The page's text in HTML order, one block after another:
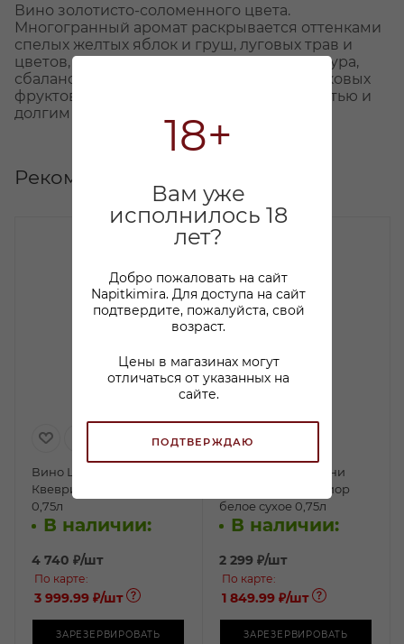
18+
Вам уже
исполнилось 18
лет?
Добро пожаловать на сайт
Napitkimira. Для доступа на сайт
подтвердите, пожалуйста, свой
возраст.
Цены в магазинах могут
отличаться от указанных на
сайте.
ПОДТВЕРЖДАЮ
Вино золотисто-соломенного цвета.
Многогранный аромат раскрывается оттенками
спелых желтых яблок и груш, луговых трав и
цветов, ромашкового чая. Плотная структура,
сбалансированный вкус с нотами косточковых
фруктов и цитрусовых, свежей кислотностью и
долгим гармоничным послевкусием.
Рекомендуем
Вино Шато Мухрани
Квеври белое сухое
0,75л
В наличии:
4 740 ₽/шт
По карте:
3 999.99 ₽/шт
ЗАРЕЗЕРВИРОВАТЬ
Вино Шато Мухрани
Ркацители Супериор
белое сухое 0,75л
В наличии:
2 299 ₽/шт
По карте:
1 849.99 ₽/шт
ЗАРЕЗЕРВИРОВАТЬ